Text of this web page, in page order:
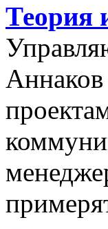
Теория